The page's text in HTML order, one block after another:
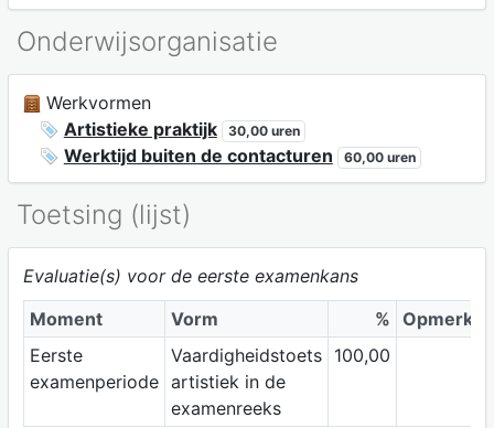
Onderwijsorganisatie
Werkvormen
Artistieke praktijk
30,00 uren
Werktijd buiten de contacturen 60,00 uren
Toetsing (lijst)
Evaluatie(s) voor de eerste examenkans
Moment
Vorm %
Eerste
examenperiode
Vaardigheidstoets
artistiek in de
examenreeks
100,00